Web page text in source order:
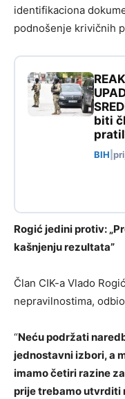
identifikaciona
podnošenje krivičnih
biti
BIH
Rogić jedini protiv:
kašnjenju rezultata”
Član CIK-a Vlado
nepravilnostima,
“Neću podržati
jednostavni izbori, a
imamo četiri razine
prije trebamo utvrditi